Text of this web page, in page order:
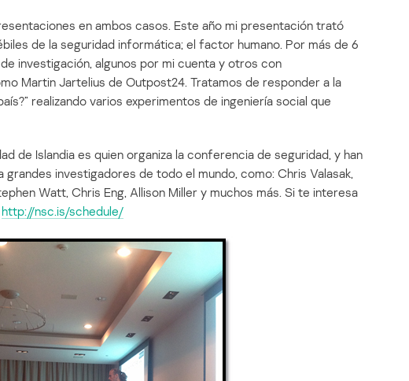
en ambos casos. Este año mi presentación trató
de la seguridad informática; el factor humano. Por más de 6
investigación, algunos por mi cuenta y otros con
Martin Jartelius de Outpost24. Tratamos de responder a la
realizando varios experimentos de ingeniería social que
de Islandia es quien organiza la conferencia de seguridad, y han
grandes investigadores de todo el mundo, como: Chris Valasak,
Watt, Chris Eng, Allison Miller y muchos más. Si te interesa
http://nsc.is/schedule/